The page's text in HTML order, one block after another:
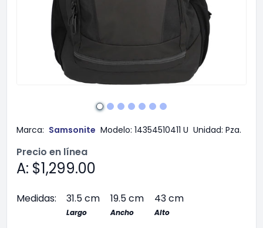
Marca: Samsonite Modelo: 14354510411 U Unidad: Pza.
Precio en línea
A: $1,299.00
Medidas: 31.5 cm 19.5 cm 43 cm
Largo Ancho Alto